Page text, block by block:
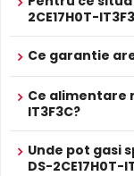
Infrarosu
distanta
tehnic
* Specificatiile tehnice
2CE17H0T-
Ce garantie are
Ce alimentare
IT3F3C?
Unde pot gasi
DS-2CE17H0T-